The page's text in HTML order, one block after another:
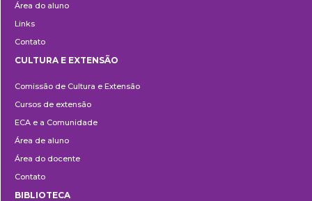
Área do aluno
Links
Contato
e
Extensão
CULTURA E EXTENSÃO
Comissão de Cultura e Extensão
Cursos de extensão
ECA e a Comunidade
Área de aluno
Área do docente
Contato
BIBLIOTECA